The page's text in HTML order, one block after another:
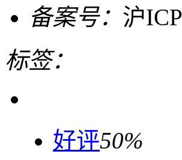
备案号： 沪
标签：
好评50%